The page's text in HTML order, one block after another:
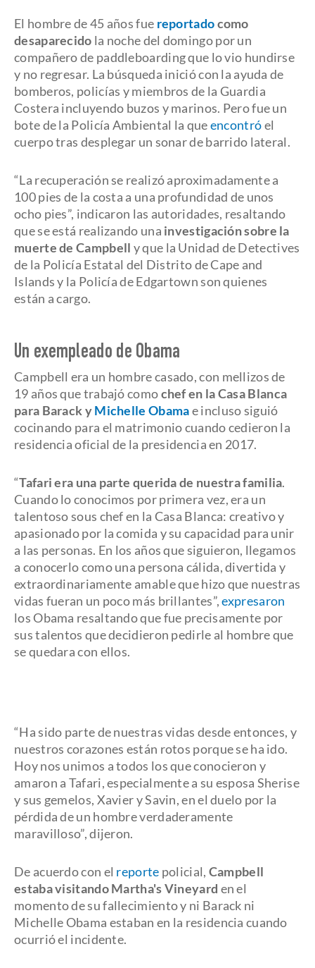
El hombre de 45 años fue reportadocomo
desaparecido la noche del domingo por un
compañero de paddleboarding que lo vio hundirse
y no regresar. La búsqueda inició con la ayuda de
bomberos, policías y miembros de la Guardia
Costera incluyendo buzos y marinos. Pero fue un
bote de la Policía Ambiental la queencontróel
cuerpo tras desplegar un sonar de barrido lateral.
“La recuperación se realizó aproximadamente a
100 pies de la costa a una profundidad de unos
ocho pies”, indicaron las autoridades, resaltando
que se está realizando una investigación sobre la
muerte de Campbell y que la Unidad de Detectives
de la Policía Estatal del Distrito de Cape and
Islands y la Policía de Edgartown son quienes
están a cargo.
Un exempleado de Obama
Campbell era un hombre casado, con mellizos de
19 años que trabajó comochef en la Casa Blanca
para Barack yMichelle Obamae incluso siguió
cocinando para el matrimonio cuando cedieron la
residencia oficial de la presidencia en 2017.
“Tafari era una parte querida de nuestra familia.
Cuando lo conocimos por primera vez, era un
talentoso sous chef en la Casa Blanca: creativo y
apasionado por la comida y su capacidad para unir
a las personas. En los años que siguieron, llegamos
a conocerlo como una persona cálida, divertida y
extraordinariamente amable que hizo que nuestras
vidas fueran un poco más brillantes”,expresaron
los Obama resaltando que fue precisamente por
sus talentos que decidieron pedirle al hombre que
se quedara con ellos.
“Ha sido parte de nuestras vidas desde entonces, y
nuestros corazones están rotos porque se ha ido.
Hoy nos unimos a todos los que conocieron y
amaron a Tafari, especialmente a su esposa Sherise
y sus gemelos, Xavier y Savin, en el duelo por la
pérdida de un hombre verdaderamente
maravilloso”, dijeron.
De acuerdo con el reporte policial, Campbell
estaba visitando Martha's Vineyard en el
momento de su fallecimiento y ni Barack ni
Michelle Obama estaban en la residencia cuando
ocurrió el incidente.